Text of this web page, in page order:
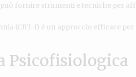
fornire strumenti e tecniche per
(CBT-I) è un approccio efficace
Psicofisiologica